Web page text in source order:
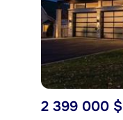
2 399 000 $